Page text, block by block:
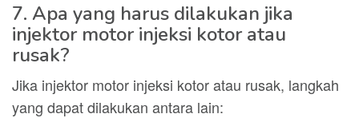
7. Apa yang harus dilakukan jika
injektor motor injeksi kotor atau
rusak?
Jika injektor motor injeksi kotor atau rusak, langkah
yang dapat dilakukan antara lain: